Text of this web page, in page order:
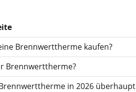
Brennwerttherme kaufen?
Brennwerttherme?
in 2026